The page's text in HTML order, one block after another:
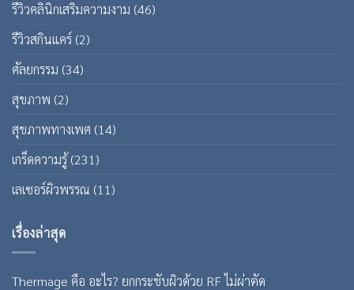
รีวิวคลินิกเสริมความงาม (46)
รีวิวสกินแคร์ (2)
ศัลยกรรม (34)
สุขภาพ (2)
สุขภาพทางเพศ (14)
เกร็ดความรู้(231)
เลเซอร์ผิวพรรณ (11)
เรื่องล่าสุด
Thermage คือ อะไร? ยกกระชับผิวด้วย RF ไม่ผ่าตัด